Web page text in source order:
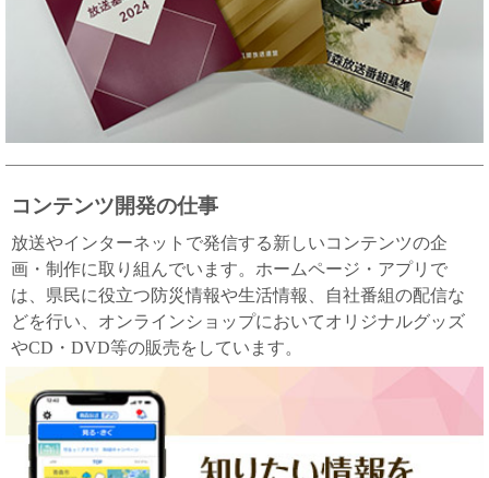
コンテンツ開発の仕事
放送やインターネットで発信する新しいコンテンツの企
画・制作に取り組んでいます。ホームページ・アプリで
は、県民に役立つ防災情報や生活情報、自社番組の配信な
どを行い、オンラインショップにおいてオリジナルグッズ
やCD・DVD等の販売をしています。